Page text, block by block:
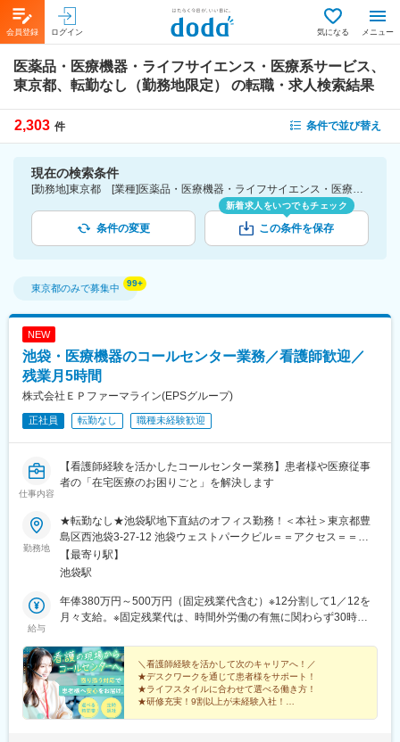
会員登録 ログイン 気になる メニュー
医薬品・医療機器・ライフサイエンス・医療系サービス、
東京都、転勤なし（勤務地限定）
の転職・求人検索結果
2,303 件 条件で並び替え
現在の検索条件
[勤務地]東京都 [業種]医薬品・医療機器・ライフサイエンス・医療系サービス [こだわり条件ピックアップ]転勤なし（勤務地限定） [詳細条件](募集・採用情報)転勤なし（勤務地限定）
条件の変更
新着求人をいつでもチェック
この条件を保存
東京都のみで募集中
NEW
池袋・医療機器のコールセンター業務／看護師歓迎／
残業月5時間
株式会社ＥＰファーマライン(EPSグループ)
正社員 転勤なし 職種未経験歓迎
仕事内容
【看護師経験を活かしたコールセンター業務】患者様や医療従事
者の「在宅医療のお困りごと」を解決します
勤務地
★転勤なし★池袋駅地下直結のオフィス勤務！＜本社＞東京都豊
島区西池袋3-27-12 池袋ウェストパークビル＝＝アクセス＝＝
JR・地下鉄・東武・西武「池袋駅」より地下直結※受動喫煙対
策：屋内全面禁煙
【最寄り駅】
池袋駅
給与
年俸380万円～500万円（固定残業代含む）※12分割して1／12を
月々支給。※固定残業代は、時間外労働の有無に関わらず30時間
は追加で支給します。★月額31万6,666円～35万8,333円
＼看護師経験を活かして次のキャリアへ！／
★デスクワークを通じて患者様をサポート！
★ライフスタイルに合わせて選べる働き方！
★研修充実！9割以上が未経験入社！